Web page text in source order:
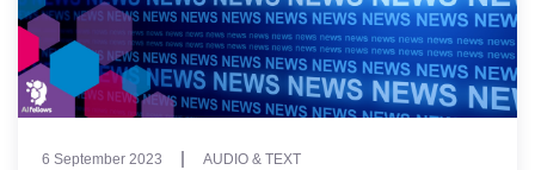
6 September 2023 AUDIO & TEXT